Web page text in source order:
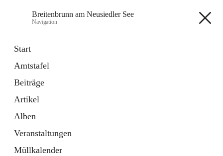
Breitenbrunn am Neusiedler See
Navigation
Start
Amtstafel
Beiträge
Artikel
Alben
Veranstaltungen
Müllkalender
18 Schnellzugriffe
Gemeindeservice